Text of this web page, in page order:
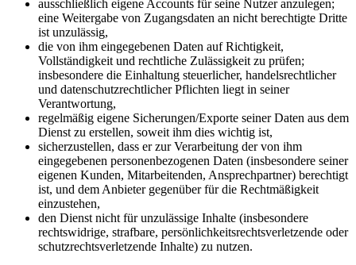
ausschließlich eigene Accounts für seine Nutzer anzulegen;
eine Weitergabe von Zugangsdaten an nicht berechtigte Dritte
ist unzulässig,
die von ihm eingegebenen Daten auf Richtigkeit,
Vollständigkeit und rechtliche Zulässigkeit zu prüfen;
insbesondere die Einhaltung steuerlicher, handelsrechtlicher
und datenschutzrechtlicher Pflichten liegt in seiner
Verantwortung,
regelmäßig eigene Sicherungen/Exporte seiner Daten aus dem
Dienst zu erstellen, soweit ihm dies wichtig ist,
sicherzustellen, dass er zur Verarbeitung der von ihm
eingegebenen personenbezogenen Daten (insbesondere seiner
eigenen Kunden, Mitarbeitenden, Ansprechpartner) berechtigt
ist, und dem Anbieter gegenüber für die Rechtmäßigkeit
einzustehen,
den Dienst nicht für unzulässige Inhalte (insbesondere
rechtswidrige, strafbare, persönlichkeitsrechtsverletzende oder
schutzrechtsverletzende Inhalte) zu nutzen.